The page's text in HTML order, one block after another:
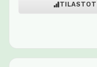
TILASTOT